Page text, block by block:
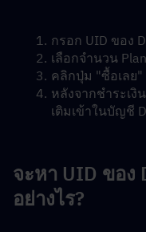
กรอก UID ของ
เลือกจำนวน
คลิกปุ่ม "ซื้อเลย"
หลังจากชำระเงิ
เติมเข้าในบัญชี
จะหา UID ของ
อย่างไร?